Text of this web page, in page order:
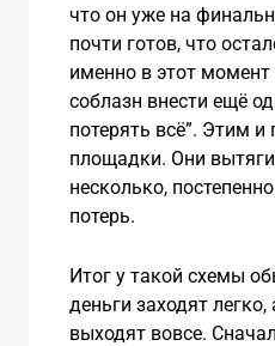
что он уже на
почти готов, что
именно в этот момент
соблазн внести ещё
потерять всё”. Этим и
площадки. Они
несколько,
потерь.
Итог у такой схемы
деньги заходят
выходят вовсе.